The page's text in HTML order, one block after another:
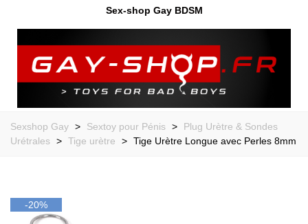
Sex-shop Gay BDSM
Sexshop Gay > Sextoy pour Pénis >
Plug Urètre & Sondes
Urétrales
> Tige urètre > Tige Urètre Longue avec Perles 8mm
-20%